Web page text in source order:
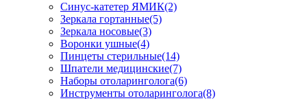
Синус-катетер ЯМИК(2)
Зеркала гортанные(5)
Зеркала носовые(3)
Воронки ушные(4)
Пинцеты стерильные(14)
Шпатели медицинские(7)
Наборы отоларинголога(6)
Инструменты отоларинголога(8)